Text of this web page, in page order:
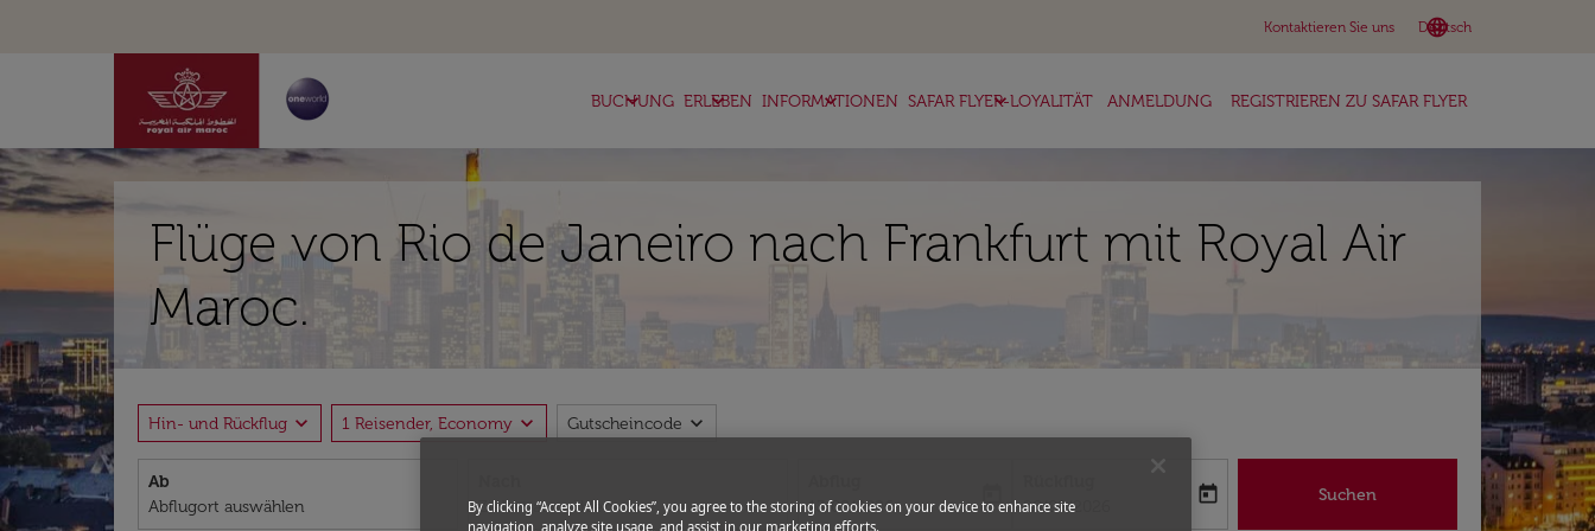
Kontaktieren Sie uns language
Deutsch
keyboard_arrow_down
BUCHUNG
keyboard_arrow_down ERLEBEN
keyboard_arrow_down INFORMATIONEN
keyboard_arrow_down SAFAR FLYER-LOYALITÄT
keyboard_arrow_down ANMELDUNG REGISTRIEREN ZU SAFAR FLYER
Flüge von Rio de Janeiro nach Frankfurt mit Royal Air
Maroc.
Hin- und Rückflug expand_more 1 Reisender, Economy expand_more Gutscheincode expand_more
Ab
fc-booking-departure-date-aria-label
13/08/2026
fc-booking-return-date-aria-label
20/08/2026
today Suchen
By clicking “Accept All Cookies”, you agree to the storing of cookies on your device to enhance site
navigation, analyze site usage, and assist in our marketing efforts.